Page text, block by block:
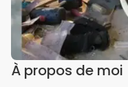
À propos de moi